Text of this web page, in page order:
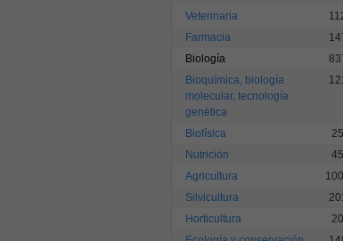
Veterinaria
Farmacia
Biología
Bioquímica, biología
molecular, tecnología
genética
Biofísica
25
Nutrición
45
Agricultura
Silvicultura
Horticultura
20